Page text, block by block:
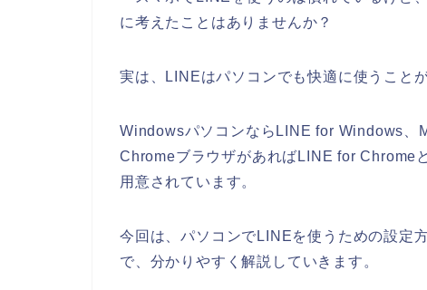
に考えたことはありませんか？
実は、LINEはパソコンでも快適に使うこと
WindowsパソコンならLINE for Windows、
ChromeブラウザがあればLINE for Chrome
用意されています。
今回は、パソコンでLINEを使うための設定
で、分かりやすく解説していきます。